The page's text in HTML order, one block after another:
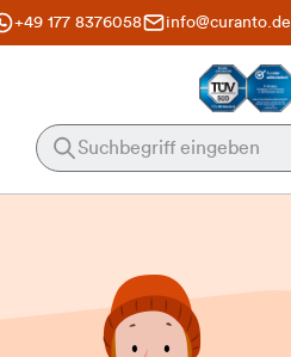
+49 177 8376058 info@curanto.de